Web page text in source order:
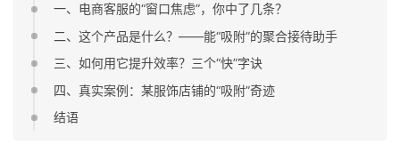
一、电商客服的“窗口焦虑”，你中了几条？
二、这个产品是什么？——能“吸附”的聚合接待助手
三、如何用它提升效率？三个“快”字诀
四、真实案例：某服饰店铺的“吸附”奇迹
结语